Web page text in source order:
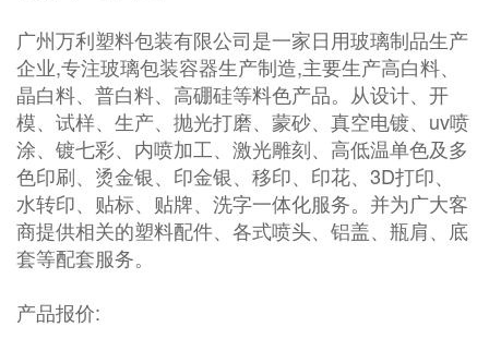
广州万利塑料包装有限公司是一家日用玻璃制品生产
企业,专注玻璃包装容器生产制造,主要生产高白料、
晶白料、普白料、高硼硅等料色产品。从设计、开
模、试样、生产、抛光打磨、蒙砂、真空电镀、uv喷
涂、镀七彩、内喷加工、激光雕刻、高低温单色及多
色印刷、烫金银、印金银、移印、印花、3D打印、
水转印、贴标、贴牌、洗字一体化服务。并为广大客
商提供相关的塑料配件、各式喷头、铝盖、瓶肩、底
套等配套服务。
产品报价: